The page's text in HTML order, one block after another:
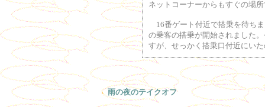
ネットコーナーからもすぐの場
16番ゲート付近で搭乗を待ち
の乗客の搭乗が開始されました
すが、せっかく搭乗口付近にい
雨の夜のテイクオフ